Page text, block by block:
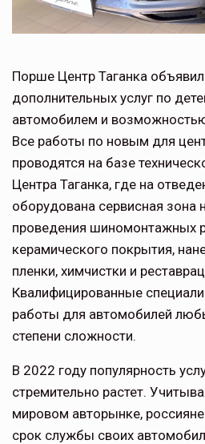
Порше Центр Таганка
дополнительных услуг по
автомобилем и
Все работы по новым для
проводятся на базе
Центра Таганка, где на
оборудована сервисная зона
проведения шиномонтажных
керамического покрытия,
пленки, химчистки и
Квалифицированные
работы для автомобилей
степени сложности.
В 2022 году популярность
стремительно растет.
мировом авторынке,
срок службы своих